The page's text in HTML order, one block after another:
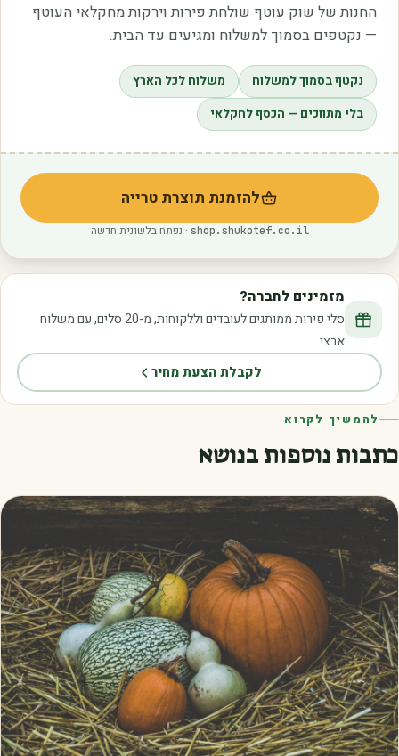
החנות של שוק עוטף שולחת פירות וירקות מחקלאי העוטף
— נקטפים בסמוך למשלוח ומגיעים עד הבית.
נקטף בסמוך למשלוח
משלוח לכל הארץ
בלי מתווכים — הכסף לחקלאי
להזמנת תוצרת טרייה
(נפתח בלשונית חדשה)
shop.shukotef.co.il · נפתח בלשונית חדשה
מזמינים לחברה?
סלי פירות ממותגים לעובדים וללקוחות, מ-20 סלים, עם משלוח
ארצי.
לקבלת הצעת מחיר
להמשיך לקרוא
כתבות נוספות בנושא